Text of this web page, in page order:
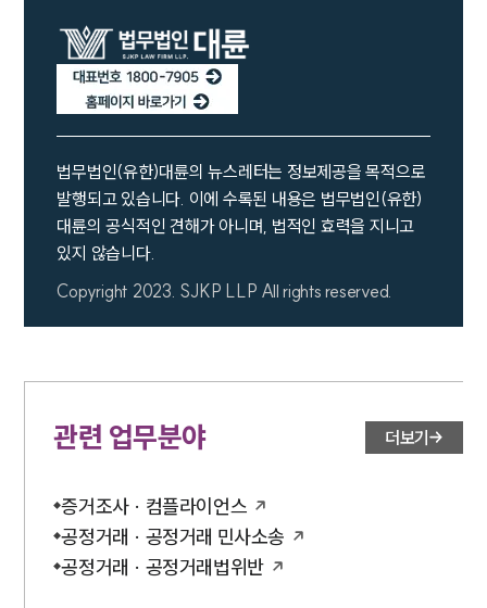
법무법인(유한)대륜의 뉴스레터는 정보제공을 목적으로
발행되고 있습니다. 이에 수록된 내용은 법무법인(유한)
대륜의 공식적인 견해가 아니며, 법적인 효력을 지니고
있지 않습니다.
Copyright 2023. SJKP LLP All rights reserved.
관련 업무분야 더보기
증거조사 · 컴플라이언스
공정거래 · 공정거래 민사소송
공정거래 · 공정거래법위반